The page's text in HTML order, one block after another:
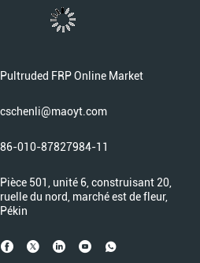
Pultruded FRP Online Market
cschenli@maoyt.com
86-010-87827984-11
Pièce 501, unité 6, construisant 20,
ruelle du nord, marché est de fleur,
Pékin